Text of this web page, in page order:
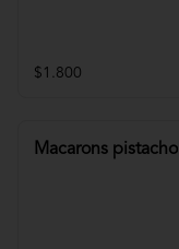
$1.800
Macarons pistacho